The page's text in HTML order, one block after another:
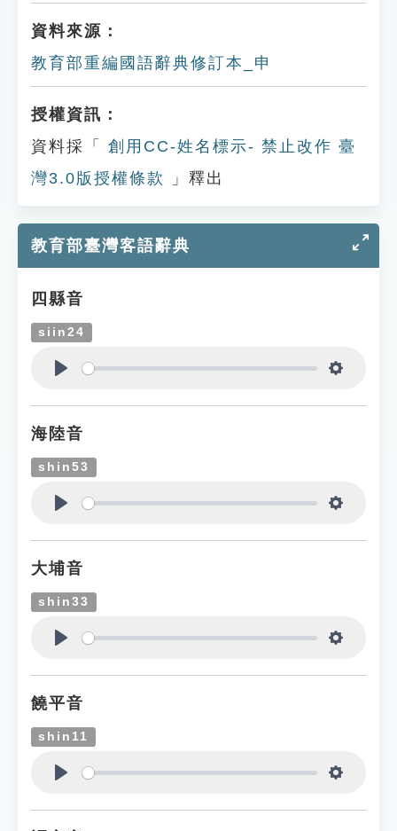
資料來源：
教育部重編國語辭典修訂本_申
授權資訊：
資料採「
創用CC-姓名標示- 禁止改作 臺
灣3.0版授權條款
」釋出
教育部臺灣客語辭典
四縣音
siin24
海陸音
shin53
大埔音
shin33
饒平音
shin11